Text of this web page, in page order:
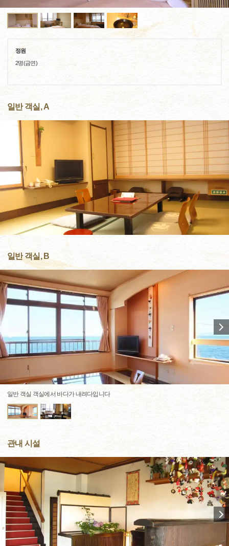
정원
2명(금연)
일반 객실, A
일반 객실, B
일반 객실 객실에서 바다가 내려다입니다
관내 시설